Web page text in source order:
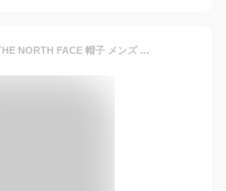
ザ・ノース・フェイス THE NORTH FACE 帽子 メンズ レディース ユニセックス ブリマーハット Brimmer Hat NN02339 2024SS 2503wann[M便 1/1]【返品交換・ラッピング不可】